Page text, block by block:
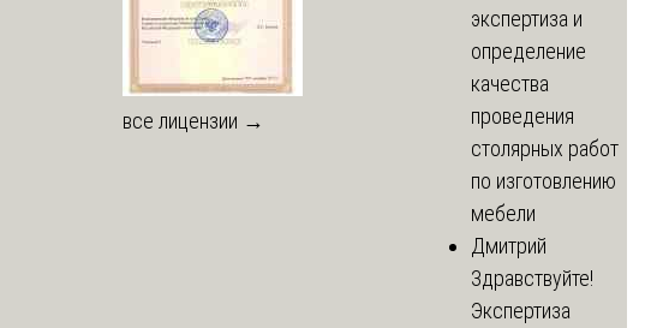
все лицензии →
экспертиза и
определение
качества
проведения
столярных работ
по изготовлению
мебели
Дмитрий
Здравствуйте!
Экспертиза